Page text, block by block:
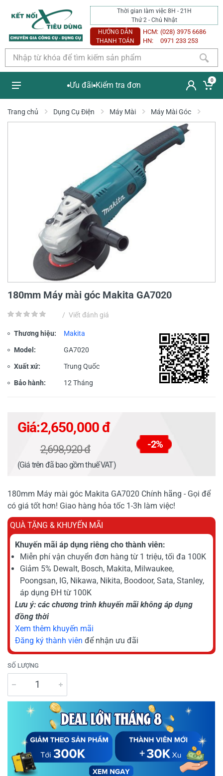
Thời gian làm việc 8H - 21H
Thứ 2 - Chủ Nhật
HƯỚNG DẪN
THANH TOÁN
HCM: (028) 3975 6686
HN:
0971 233 253
Ưu đãi Kiểm tra đơn
0
Trang chủ Dụng Cụ Điện Máy Mài Máy Mài Góc
180mm Máy mài góc Makita GA7020
/ Viết đánh giá
Thương hiệu: Makita
Model: GA7020
Xuất xứ: Trung Quốc
Bảo hành: 12 Tháng
Giá:2,650,000 đ
2,698,920 đ -2%
(Giá trên đã bao gồm thuế VAT)
180mm Máy mài góc Makita GA7020 Chính hãng - Gọi để
có giá tốt hơn! Giao hàng hỏa tốc 1-3h làm việc!
QUÀ TẶNG & KHUYẾN MÃI
Khuyến mãi áp dụng riêng cho thành viên:
Miễn phí vận chuyển đơn hàng từ 1 triệu, tối đa 100K
Giảm 5% Dewalt, Bosch, Makita, Milwaukee,
Poongsan, IG, Nikawa, Nikita, Boodoor, Sata, Stanley,
áp dụng ĐH từ 100K
Lưu ý: các chương trình khuyến mãi không áp dụng
đồng thời
Xem thêm khuyến mãi
Đăng ký thành viên để nhận ưu đãi
SỐ LƯỢNG